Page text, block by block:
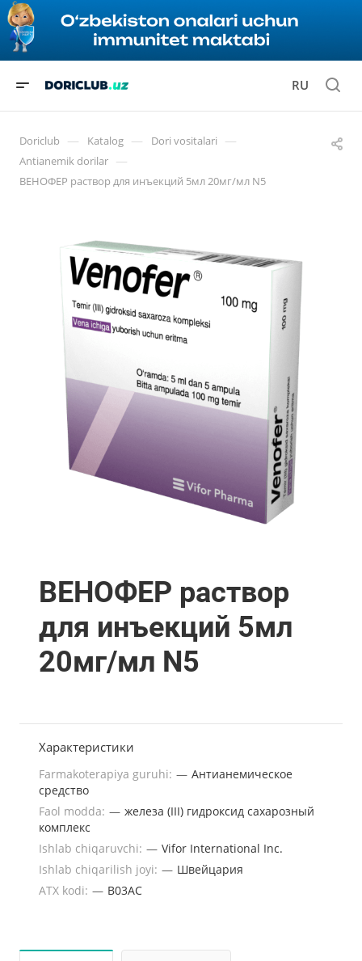
RU
Doriclub — Katalog — Dori vositalari —
Antianemik dorilar —
ВЕНОФЕР раствор для инъекций 5мл 20мг/мл N5
ВЕНОФЕР раствор
для инъекций 5мл
20мг/мл N5
Характеристики
Farmakoterapiya guruhi: — Антианемическое
средство
Faol modda: — железа (III) гидроксид сахарозный
комплекс
Ishlab chiqaruvchi: — Vifor International Inc.
Ishlab chiqarilish joyi: — Швейцария
ATX kodi: — B03AC